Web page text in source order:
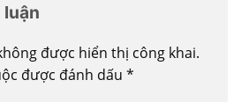
luận
được hiển thị công khai.
được đánh dấu *